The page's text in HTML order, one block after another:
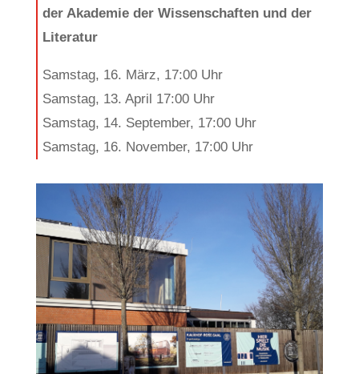
der Akademie der Wissenschaften und der
Literatur
Samstag, 16. März, 17:00 Uhr
Samstag, 13. April 17:00 Uhr
Samstag, 14. September, 17:00 Uhr
Samstag, 16. November, 17:00 Uhr